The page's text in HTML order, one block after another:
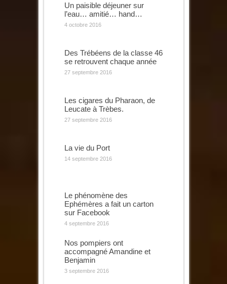
Un paisible déjeuner sur
l’eau… amitié… hand…
4 octobre 2016
Des Trébéens de la classe 46
se retrouvent chaque année
27 septembre 2016
Les cigares du Pharaon, de
Leucate à Trèbes.
27 septembre 2016
La vie du Port
14 septembre 2016
Le phénomène des
Ephémères a fait un carton
sur Facebook
4 septembre 2016
Nos pompiers ont
accompagné Amandine et
Benjamin
3 septembre 2016